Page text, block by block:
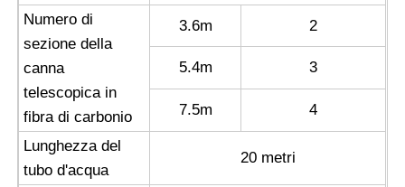
Numero di
sezione della
canna
telescopica in
fibra di carbonio
3.6m 2
5.4m 3
7.5m 4
Lunghezza del
tubo d'acqua
20 metri